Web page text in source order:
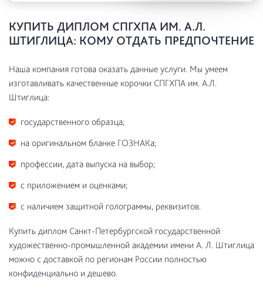
КУПИТЬ ДИПЛОМ СПГХПА ИМ. А.Л.
ШТИГЛИЦА: КОМУ ОТДАТЬ ПРЕДПОЧТЕНИЕ
Наша компания готова оказать данные услуги. Мы умеем
изготавливать качественные корочки СПГХПА им. А.Л.
Штиглица:
государственного образца;
на оригинальном бланке ГОЗНАКа;
профессии, дата выпуска на выбор;
с приложением и оценками;
с наличием защитной голограммы, реквизитов.
Купить диплом Санкт-Петербургской государственной
художественно-промышленной академии имени А. Л. Штиглица
можно с доставкой по регионам России полностью
конфиденциально и дешево.